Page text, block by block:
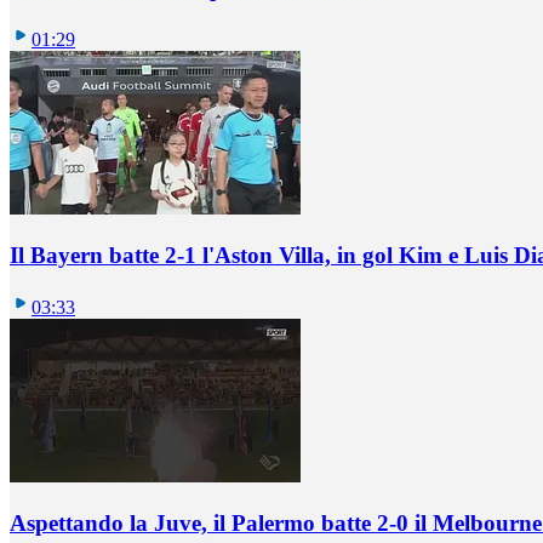
01:29
Il Bayern batte 2-1 l'Aston Villa, in gol Kim e Luis
03:33
Aspettando la Juve, il Palermo batte 2-0 il